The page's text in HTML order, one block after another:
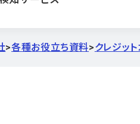
>各種お役立ち資料>クレジッ